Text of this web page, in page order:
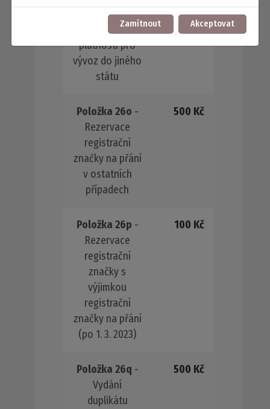
při přidělení RZ
s omezenou
platností pro
vývoz do jiného
státu
Položka 26o -
Rezervace
registrační
značky na přání
v ostatních
případech
500 Kč
Položka 26p -
Rezervace
registrační
značky s
výjimkou
registrační
značky na přání
(po 1. 3. 2023)
100 Kč
Položka 26q -
Vydání
duplikátu
500 Kč
Zamítnout Akceptovat